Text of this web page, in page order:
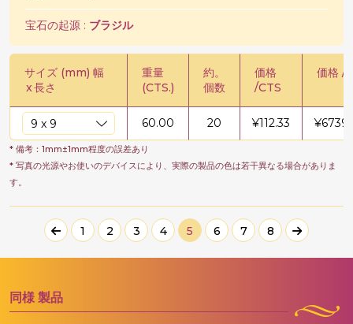
宝石の起源 : ブラジル
サイズ (mm) 幅
x長さ
重量
(CTS.)
約。
個数
価格
/CTS
価格 /
60.00 20 ¥112.33 ¥
* 備考：1mm±1mm程度の誤差あり
* 写真の光源やお使いのデバイスにより、実際の製品の色は若干異なる場合がありま
す。
1 2 3 4 5 6 7 8
同様 製品